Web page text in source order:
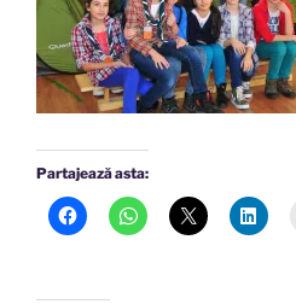
Partajează asta: